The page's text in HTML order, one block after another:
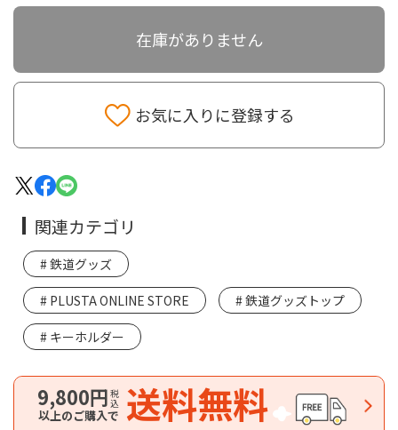
お気に入りに登録する
在庫がありません
関連カテゴリ
鉄道グッズ
PLUSTA ONLINE STORE 鉄道グッズトップ
キーホルダー
9,800円税込
以上のご購入で 送料無料